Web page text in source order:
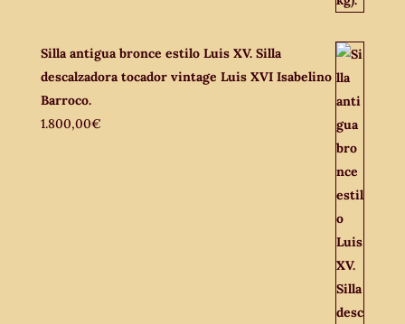
Silla antigua bronce estilo Luis XV. Silla
descalzadora tocador vintage Luis XVI Isabelino
Barroco.
1.800,00€